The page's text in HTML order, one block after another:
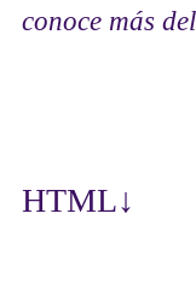
conoce más
HTML↓